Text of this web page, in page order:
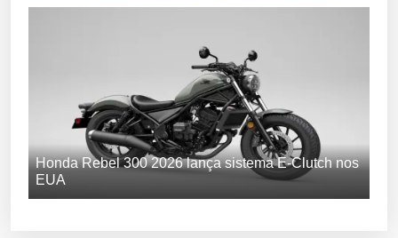
Honda Rebel 300 2026 lança sistema E-Clutch nos
EUA